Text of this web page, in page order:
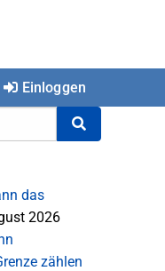
Einloggen
das
2026
zählen